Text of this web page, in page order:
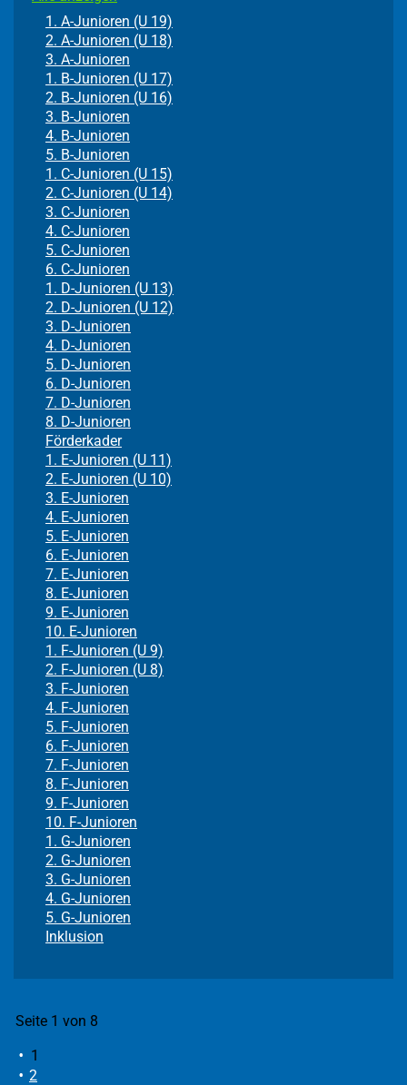
1. A-Junioren (U 19)
2. A-Junioren (U 18)
3. A-Junioren
1. B-Junioren (U 17)
2. B-Junioren (U 16)
3. B-Junioren
4. B-Junioren
5. B-Junioren
1. C-Junioren (U 15)
2. C-Junioren (U 14)
3. C-Junioren
4. C-Junioren
5. C-Junioren
6. C-Junioren
1. D-Junioren (U 13)
2. D-Junioren (U 12)
3. D-Junioren
4. D-Junioren
5. D-Junioren
6. D-Junioren
7. D-Junioren
8. D-Junioren
Förderkader
1. E-Junioren (U 11)
2. E-Junioren (U 10)
3. E-Junioren
4. E-Junioren
5. E-Junioren
6. E-Junioren
7. E-Junioren
8. E-Junioren
9. E-Junioren
10. E-Junioren
1. F-Junioren (U 9)
2. F-Junioren (U 8)
3. F-Junioren
4. F-Junioren
5. F-Junioren
6. F-Junioren
7. F-Junioren
8. F-Junioren
9. F-Junioren
10. F-Junioren
1. G-Junioren
2. G-Junioren
3. G-Junioren
4. G-Junioren
5. G-Junioren
Inklusion
Seite 1 von 8
1
2